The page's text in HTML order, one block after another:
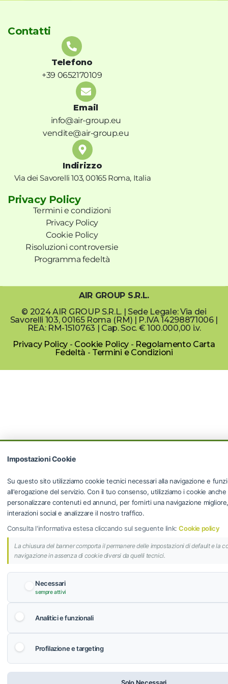
Contatti
Telefono
+39 0652170109
Email
info@air-group.eu
vendite@air-group.eu
Indirizzo
Via dei Savorelli 103, 00165 Roma, Italia
Privacy Policy
Termini e condizioni
Privacy Policy
Cookie Policy
Risoluzioni controversie
Programma fedeltà
AIR GROUP S.R.L.
© 2024 AIR GROUP S.R.L. | Sede Legale: Via dei
Savorelli 103, 00165 Roma (RM) | P.IVA 14298871006 |
REA: RM-1510763 | Cap. Soc. € 100.000,00 i.v.
Privacy Policy - Cookie Policy- Regolamento Carta
Fedeltà - Termini e Condizioni
Impostazioni Cookie
Su questo sito utilizziamo cookie tecnici necessari alla navigazione e
all'erogazione del servizio. Con il tuo consenso, utilizziamo i cookie
personalizzare contenuti ed annunci, per fornirti una navigazione
interazioni social e analizzare il nostro traffico.
Consulta l'informativa estesa cliccando sul seguente link:Cookie policy
La chiusura del banner comporta il permanere delle impostazioni di default e la
navigazione in assenza di cookie diversi da quelli tecnici.
Necessari
sempre attivi
Analitici e funzionali
Profilazione e targeting
Solo Necessari